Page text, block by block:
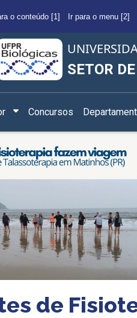
o conteúdo [1] Ir para o menu [2]
SETOR
Concursos
de